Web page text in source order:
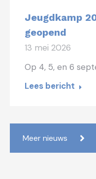
Jeugdkamp
geopend
13 mei 2026
Op 4, 5, en 6
Lees bericht
Meer nieuws